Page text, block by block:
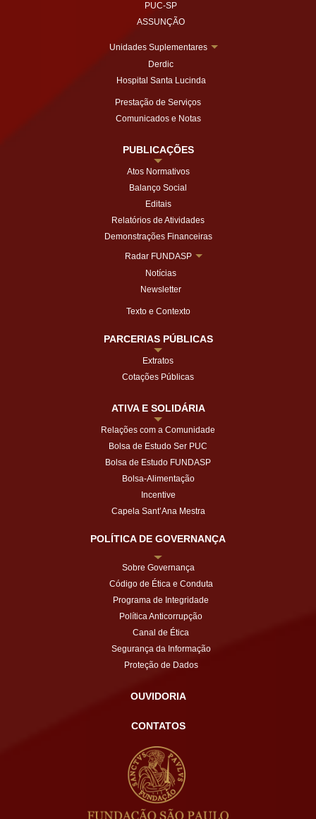
PUC-SP
ASSUNÇÃO
Unidades Suplementares
Derdic
Hospital Santa Lucinda
Prestação de Serviços
Comunicados e Notas
PUBLICAÇÕES
Atos Normativos
Balanço Social
Editais
Relatórios de Atividades
Demonstrações Financeiras
Radar FUNDASP
Notícias
Newsletter
Texto e Contexto
PARCERIAS PÚBLICAS
Extratos
Cotações Públicas
ATIVA E SOLIDÁRIA
Relações com a Comunidade
Bolsa de Estudo Ser PUC
Bolsa de Estudo FUNDASP
Bolsa-Alimentação
Incentive
Capela Sant’Ana Mestra
POLÍTICA DE GOVERNANÇA
Sobre Governança
Código de Ética e Conduta
Programa de Integridade
Política Anticorrupção
Canal de Ética
Segurança da Informação
Proteção de Dados
OUVIDORIA
CONTATOS